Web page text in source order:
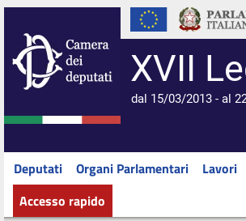
XVII
dal 15/03/2013 - al
Deputati Organi Parlamentari Lavori
Accesso rapido